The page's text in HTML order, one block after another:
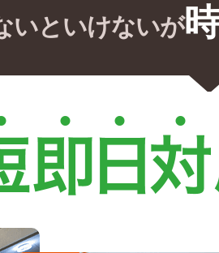
いといけないが